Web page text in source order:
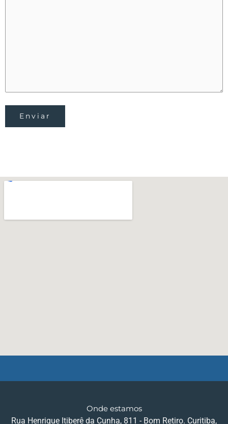
Onde estamos
Rua Henrique Itiberê da Cunha, 811 - Bom Retiro. Curitiba,